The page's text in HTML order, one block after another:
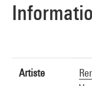
Artiste